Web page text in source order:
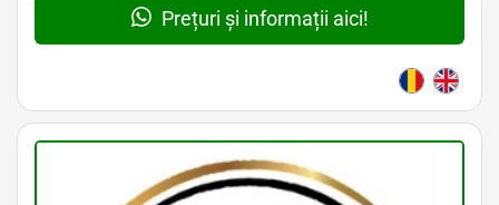
Prețuri și informații aici!